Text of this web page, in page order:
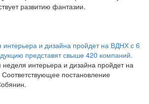
развитию фантазии.
интерьера и дизайна пройдет на ВДНХ с 6
представят свыше 420 компаний.
неделя интерьера и дизайна пройдет на
постановление